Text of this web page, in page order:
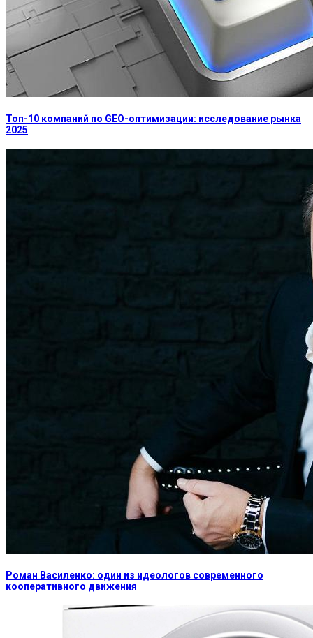
Топ-10 компаний по GEO-оптимизации: исследование рынка
2025
Роман Василенко: один из идеологов современного
кооперативного движения